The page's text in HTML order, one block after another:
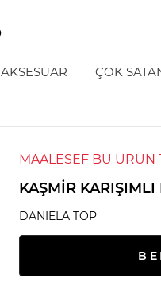
AKSESUAR ÇOK
MAALESEF BU ÜRÜN
KAŞMIR KARIŞIMLI
DANIELA TOP